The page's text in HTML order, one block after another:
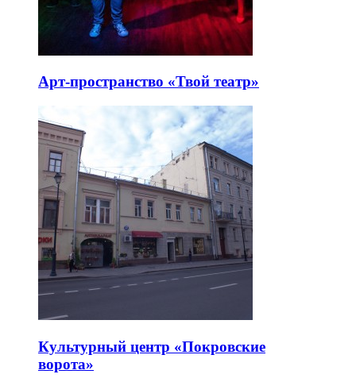
Арт-пространство «Твой театр»
Культурный центр «Покровские
ворота»